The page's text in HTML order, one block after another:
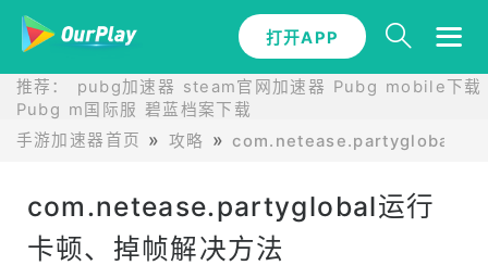
打开APP
推荐： pubg加速器 steam官网加速器 Pubg mobile下载
Pubg m国际服 碧蓝档案下载
手游加速器首页
攻略 com.netease.partyglobal攻
com.netease.partyglobal运行
卡顿、掉帧解决方法